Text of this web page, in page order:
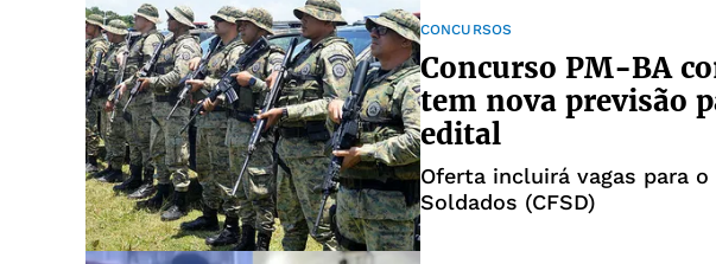
CONCURSOS
Concurso PM-BA
tem nova previsão
edital
Oferta incluirá vagas para
Soldados (CFSD)